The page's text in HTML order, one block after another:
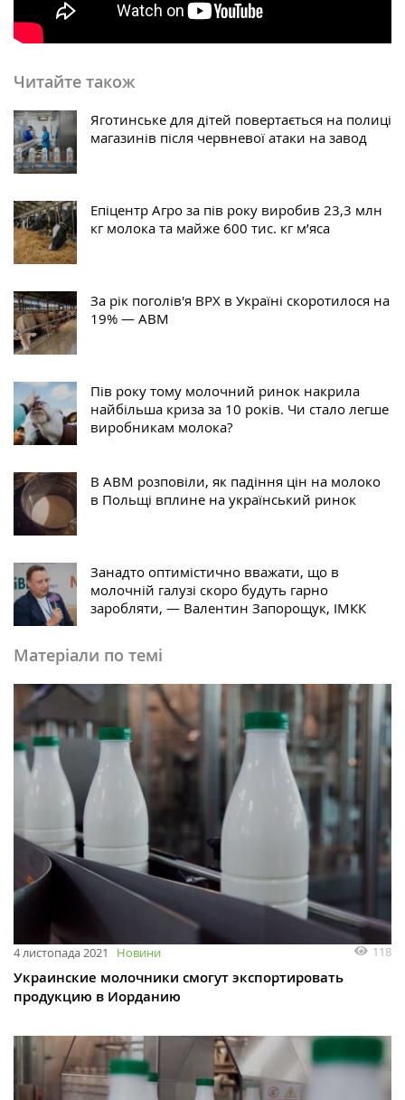
Читайте також
Яготинське для дітей повертається на полиці
магазинів після червневої атаки на завод
Епіцентр Агро за пів року виробив 23,3 млн
кг молока та майже 600 тис. кг м’яса
За рік поголів'я ВРХ в Україні скоротилося на
19% — АВМ
Пів року тому молочний ринок накрила
найбільша криза за 10 років. Чи стало легше
виробникам молока?
В АВМ розповіли, як падіння цін на молоко
в Польщі вплине на український ринок
Занадто оптимістично вважати, що в
молочній галузі скоро будуть гарно
заробляти, — Валентин Запорощук, ІМКК
Матеріали по темі
4 листопада 2021 Новини 118
Украинские молочники смогут экспортировать
продукцию в Иорданию